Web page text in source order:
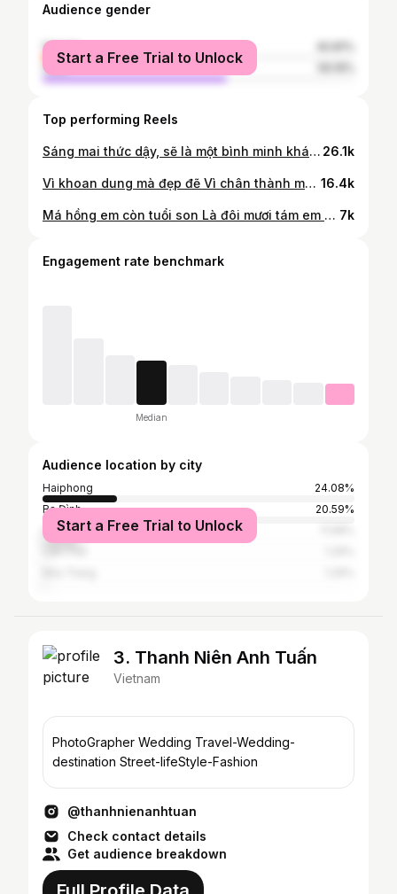
Audience gender
female
male
Start a Free Trial to Unlock
Top performing Reels
Sáng mai thức dậy, sẽ là một bình minh khác 🌷☁️💗 26.1k
Vì khoan dung mà đẹp đẽ Vì chân thành mà an nhiên 16.4k
Má hồng em còn tuổi son Là đôi mươi tám em trăng tròn 🌸🌸 7k
Engagement rate benchmark
Median
Audience location by city
Haiphong
24.08%
Ba Đình
20.59%
Ho Chi Minh City
Start a Free Trial to Unlock
3. Thanh Niên Anh Tuấn
Vietnam
PhotoGrapher Wedding Travel-Wedding-
destination Street-lifeStyle-Fashion
@thanhnienanhtuan
Check contact details
Get audience breakdown